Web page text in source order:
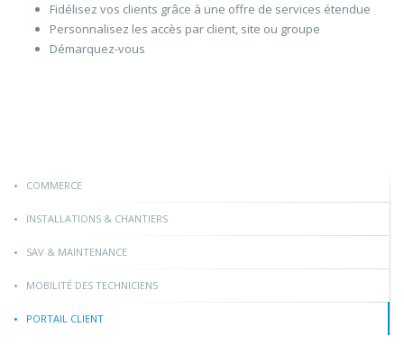
Fidélisez vos clients grâce à une offre de services étendue
Personnalisez les accès par client, site ou groupe
Démarquez-vous
COMMERCE
INSTALLATIONS & CHANTIERS
SAV & MAINTENANCE
MOBILITÉ DES TECHNICIENS
PORTAIL CLIENT